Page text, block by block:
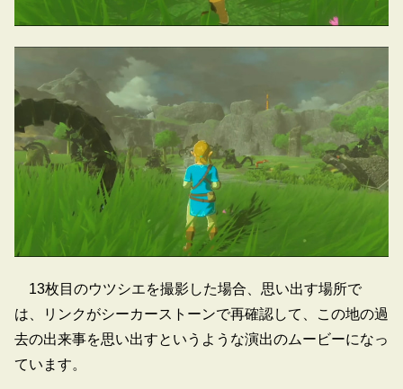
13枚目のウツシエを撮影した場合、思い出す場所で
は、リンクがシーカーストーンで再確認して、この地の過
去の出来事を思い出すというような演出のムービーになっ
ています。